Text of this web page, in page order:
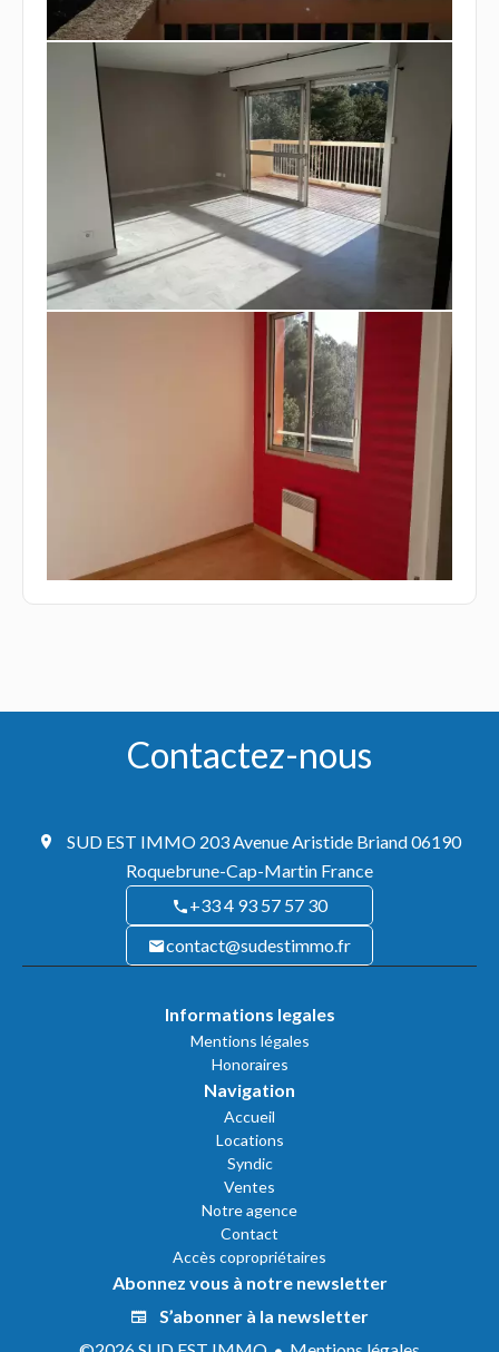
Contactez-nous
SUD EST IMMO 203 Avenue Aristide Briand06190
Roquebrune-Cap-Martin France
+33 4 93 57 57 30
contact@sudestimmo.fr
Informations legales
Mentions légales
Honoraires
Navigation
Accueil
Locations
Syndic
Ventes
Notre agence
Contact
Accès copropriétaires
Abonnez vous à notre newsletter
S’abonner à la newsletter